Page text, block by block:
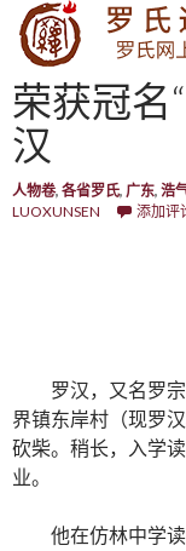
SKIP TO CONTENT
荣获冠名
汉
人物卷, 各省罗氏, 广东, 浩
LUOXUNSEN
添加评
罗汉，又名罗
界镇东岸村（现罗
砍柴。稍长，入学
业。
他在仿林中学